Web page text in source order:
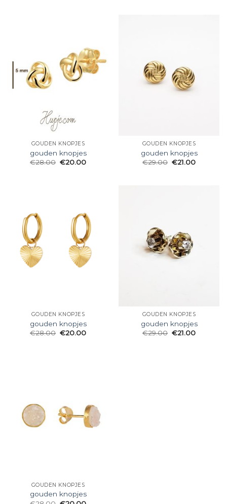
GOUDEN KNOPJES
gouden knopjes
€28.00 €20.00
GOUDEN KNOPJES
gouden knopjes
€29.00 €21.00
GOUDEN KNOPJES
gouden knopjes
€28.00 €20.00
GOUDEN KNOPJES
gouden knopjes
€29.00 €21.00
GOUDEN KNOPJES
gouden knopjes